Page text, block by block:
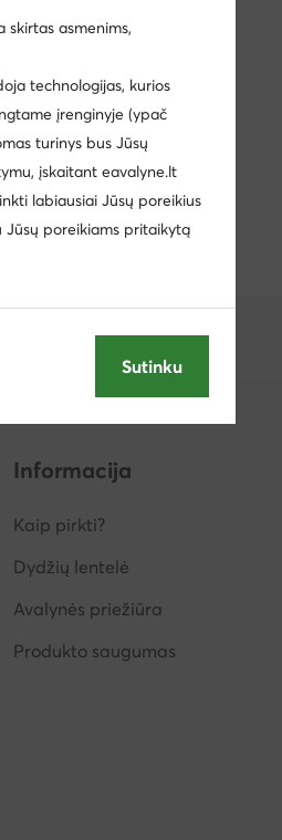
Crocs
Juicy Couture
Peppa Pig
Lasocki Young
Fossil
Informacija
Kaip pirkti?
Dydžių lentelė
Avalynės priežiūra
Produkto saugumas
skirtas asmenims,
technologijas, kurios
įrenginyje (ypač
turinys bus Jūsų
įskaitant eavalyne.lt
labiausiai Jūsų poreikius
poreikiams pritaikytą
Sutinku